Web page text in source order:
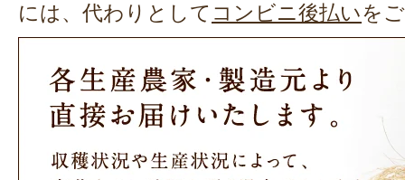
には、代わりとして コンビニ後払いを